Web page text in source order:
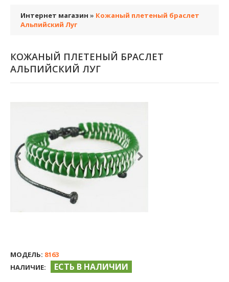
Интернет магазин » Кожаный плетеный браслет
Альпийский Луг
КОЖАНЫЙ ПЛЕТЕНЫЙ БРАСЛЕТ
АЛЬПИЙСКИЙ ЛУГ
МОДЕЛЬ: 8163
НАЛИЧИЕ:
ЕСТЬ В НАЛИЧИИ